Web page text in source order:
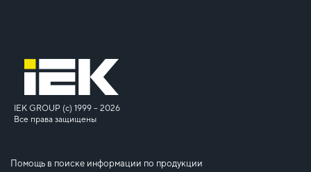
IEK GROUP (c) 1999 – 2026
Все права защищены
Помощь в поиске информации по продукции